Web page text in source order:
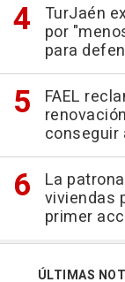
TurJaén
por
para
FAEL
conseguir
La
viviendas
primer
ÚLTIMAS